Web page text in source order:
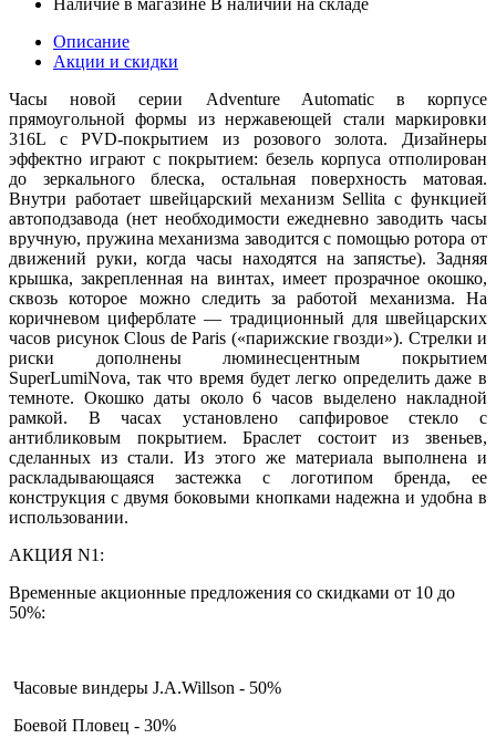
Описание
Акции и скидки
Часы новой серии Adventure Automatic в корпусе
прямоугольной формы из нержавеющей стали маркировки
316L с PVD-покрытием из розового золота. Дизайнеры
эффектно играют с покрытием: безель корпуса отполирован
до зеркального блеска, остальная поверхность матовая.
Внутри работает швейцарский механизм Sellita с функцией
автоподзавода (нет необходимости ежедневно заводить часы
вручную, пружина механизма заводится с помощью ротора от
движений руки, когда часы находятся на запястье). Задняя
крышка, закрепленная на винтах, имеет прозрачное окошко,
сквозь которое можно следить за работой механизма. На
коричневом циферблате — традиционный для швейцарских
часов рисунок Clous de Paris («парижские гвозди»). Стрелки и
риски дополнены люминесцентным покрытием
SuperLumiNova, так что время будет легко определить даже в
темноте. Окошко даты около 6 часов выделено накладной
рамкой. В часах установлено сапфировое стекло с
антибликовым покрытием. Браслет состоит из звеньев,
сделанных из стали. Из этого же материала выполнена и
раскладывающаяся застежка с логотипом бренда, ее
конструкция с двумя боковыми кнопками надежна и удобна в
использовании.
АКЦИЯ N1:
Временные акционные предложения со скидками от 10 до
50%:
Часовые виндеры J.A.Willson - 50%
Боевой Пловец - 30%